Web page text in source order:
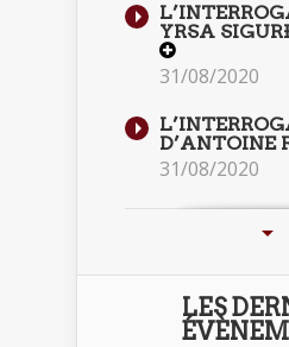
YRSA
31/08/2020
D’ANTOINE
31/08/2020
LES